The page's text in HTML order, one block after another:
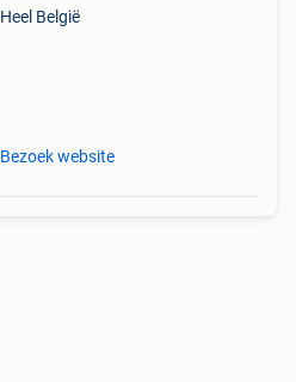
Heel België
Bezoek website